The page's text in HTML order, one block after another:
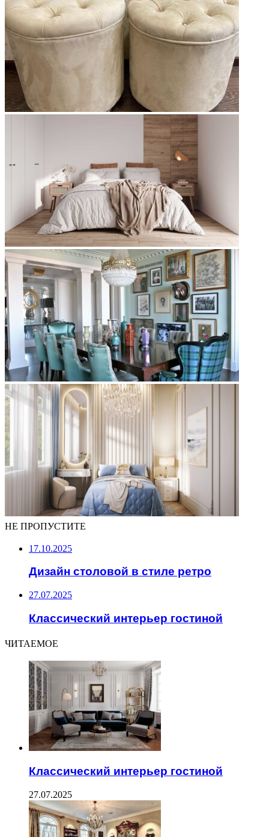
НЕ ПРОПУСТИТЕ
17.10.2025
Дизайн столовой в стиле ретро
27.07.2025
Классический интерьер гостиной
ЧИТАЕМОЕ
Классический интерьер гостиной
27.07.2025